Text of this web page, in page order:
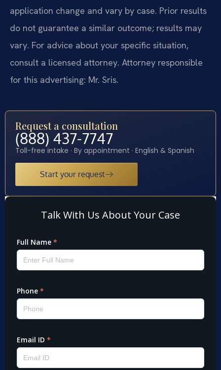
application change and vary by case. Prior results
do not guarantee a similar outcome; results may
vary. For advice about your specific situation,
consult a licensed attorney. Attorney responsible
for this advertising: Mr. Sris.
Request a consultation
(888) 437-7747
Toll-free intake · By appointment · English & Spanish
Start your request